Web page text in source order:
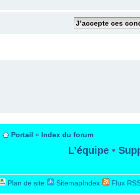
Portail » Index du forum
L’équipe •
Plan de site SitemapIndex Flux